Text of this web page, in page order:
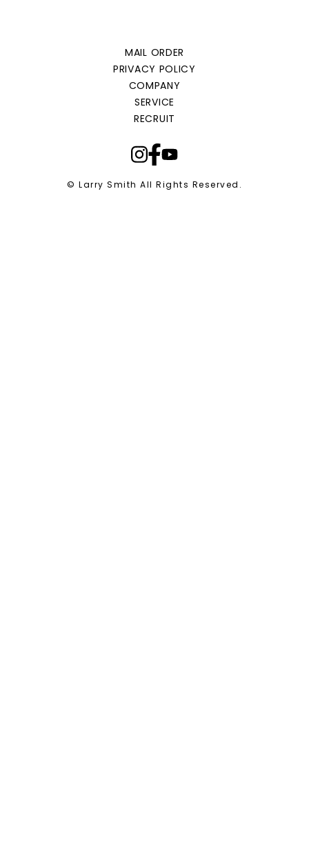
MAIL ORDER
PRIVACY POLICY
COMPANY
SERVICE
RECRUIT
© Larry Smith All Rights Reserved.